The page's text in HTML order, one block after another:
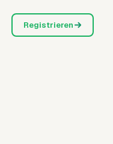
Registrieren